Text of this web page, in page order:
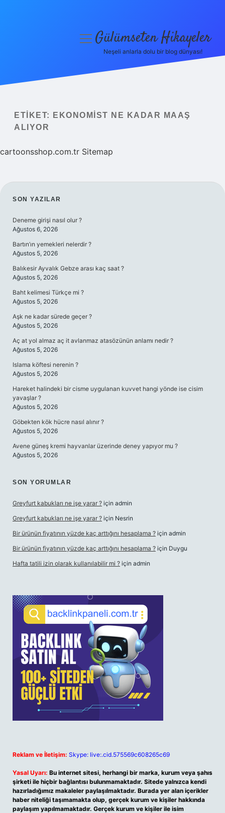
Yasal Uyarı
menüyüGülümseten Hikayeler
Neşeli anlarla dolu bir blog dünyası!
ETIKET:
EKONOMIST NE KADAR MAAŞ
ALIYOR
cartoonsshop.com.tr Sitemap
SIDEBAR
SON YAZILAR
Deneme girişi nasıl olur ?
Ağustos 6, 2026
Bartın’ın yemekleri nelerdir ?
Ağustos 5, 2026
Balıkesir Ayvalık Gebze arası kaç saat ?
Ağustos 5, 2026
Baht kelimesi Türkçe mi ?
Ağustos 5, 2026
Aşk ne kadar sürede geçer ?
Ağustos 5, 2026
Aç at yol almaz aç it avlanmaz atasözünün anlamı nedir ?
Ağustos 5, 2026
Islama köftesi nerenin ?
Ağustos 5, 2026
Hareket halindeki bir cisme uygulanan kuvvet hangi yönde ise cisim
yavaşlar ?
Ağustos 5, 2026
Göbekten kök hücre nasıl alınır ?
Ağustos 5, 2026
Avene güneş kremi hayvanlar üzerinde deney yapıyor mu ?
Ağustos 5, 2026
SON YORUMLAR
Greyfurt kabukları ne işe yarar ? için admin
Greyfurt kabukları ne işe yarar ? için Nesrin
Bir ürünün fiyatının yüzde kaç arttığını hesaplama ? için admin
Bir ürünün fiyatının yüzde kaç arttığını hesaplama ? için Duygu
Hafta tatili izin olarak kullanılabilir mi ? için admin
Reklam ve İletişim: Skype: live:.cid.575569c608265c69
Yasal Uyarı: Bu internet sitesi, herhangi bir marka, kurum veya şahıs
şirketi ile hiçbir bağlantısı bulunmamaktadır. Sitede yalnızca kendi
hazırladığımız makaleler paylaşılmaktadır. Burada yer alan içerikler
haber niteliği taşımamakta olup, gerçek kurum ve kişiler hakkında
paylaşım yapılmamaktadır. Gerçek kurum ve kişiler ile isim